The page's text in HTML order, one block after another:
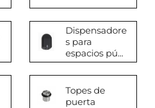
Dispensadore
s para
espacios pú...
Topes de
puerta